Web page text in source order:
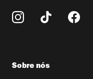
Sobre nós